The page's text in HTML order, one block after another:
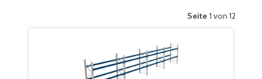
Seite 1 von 12